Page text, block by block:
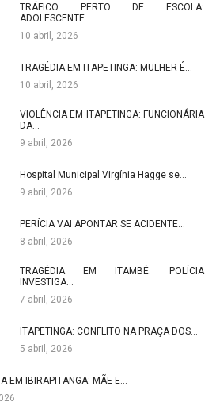
TRÁFICO PERTO DE ESCOLA:
ADOLESCENTE…
10 abril, 2026
TRAGÉDIA EM ITAPETINGA: MULHER É…
10 abril, 2026
VIOLÊNCIA EM ITAPETINGA: FUNCIONÁRIA
DA…
9 abril, 2026
Hospital Municipal Virgínia Hagge se…
9 abril, 2026
PERÍCIA VAI APONTAR SE ACIDENTE…
8 abril, 2026
TRAGÉDIA EM ITAMBÉ: POLÍCIA
INVESTIGA…
7 abril, 2026
ITAPETINGA: CONFLITO NA PRAÇA DOS…
5 abril, 2026
EM IBIRAPITANGA: MÃE E…